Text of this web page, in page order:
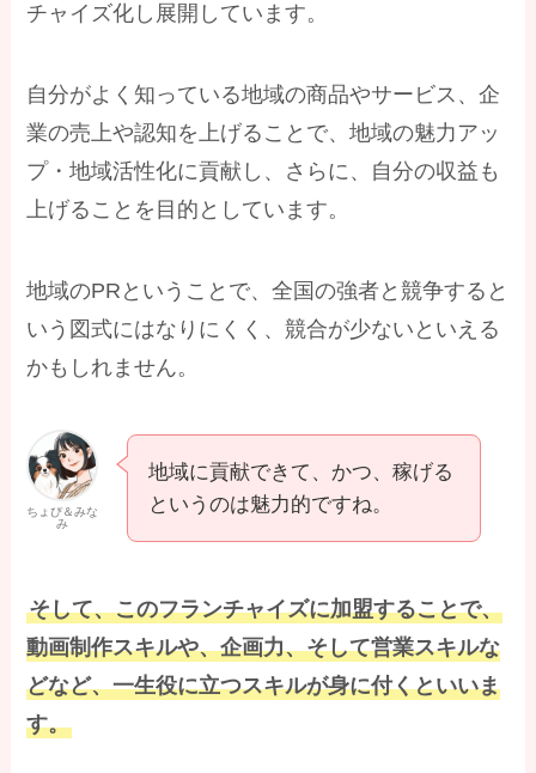
チャイズ化し展開しています。
自分がよく知っている地域の商品やサービス、企
業の売上や認知を上げることで、地域の魅力アッ
プ・地域活性化に貢献し、さらに、自分の収益も
上げることを目的としています。
地域のPRということで、全国の強者と競争すると
いう図式にはなりにくく、競合が少ないといえる
かもしれません。
ちょぴ＆みな
み
地域に貢献できて、かつ、稼げる
というのは魅力的ですね。
そして、このフランチャイズに加盟することで、
動画制作スキルや、企画力、そして営業スキルな
どなど、一生役に立つスキルが身に付くといいま
す。